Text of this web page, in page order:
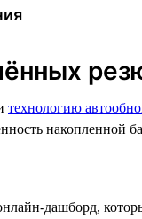
технологию
накопленной
дашборд,